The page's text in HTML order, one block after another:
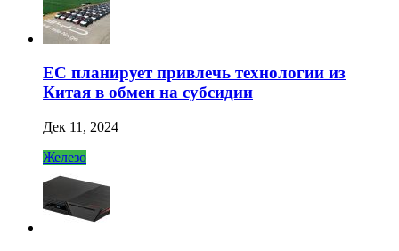
ЕС планирует привлечь технологии из
Китая в обмен на субсидии
Дек 11, 2024
Железо